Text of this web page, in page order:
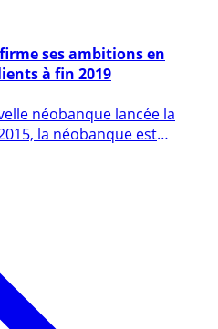
à fin 2019
la néobanque est